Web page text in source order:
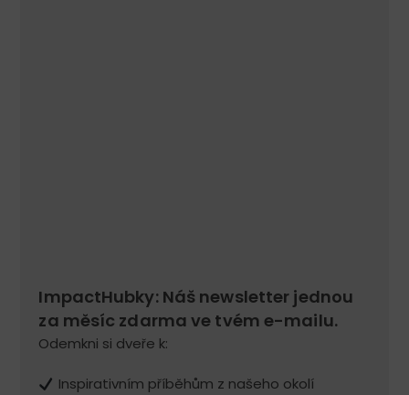
ImpactHubky: Náš newsletter jednou
za měsíc zdarma ve tvém e-mailu.
Odemkni si dveře k:
Inspirativním příběhům z našeho okolí